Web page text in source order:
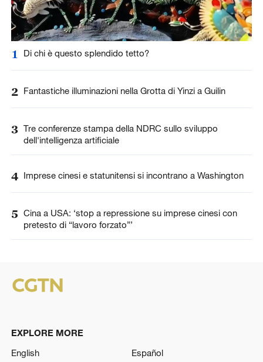
1 Di chi è questo splendido tetto?
2 Fantastiche illuminazioni nella Grotta di Yinzi a Guilin
3 Tre conferenze stampa della NDRC sullo sviluppo
dell'intelligenza artificiale
4 Imprese cinesi e statunitensi si incontrano a Washington
5 Cina a USA: ‘stop a repressione su imprese cinesi con
pretesto di “lavoro forzato”’
EXPLORE MORE
English
Español